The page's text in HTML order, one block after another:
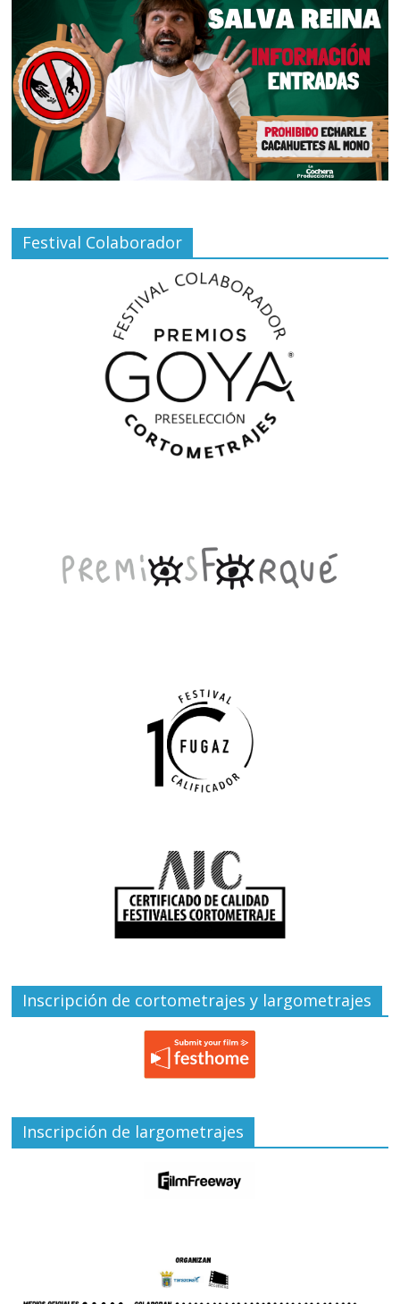
Festival Colaborador
Inscripción de cortometrajes y largometrajes
Inscripción de largometrajes